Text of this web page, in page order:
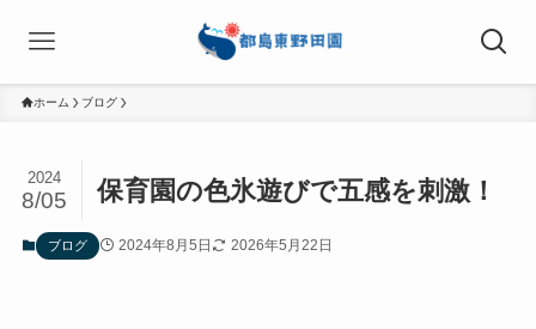
ホーム ブログ
保育園の色氷遊びで五感を刺激！
2024
8/05
ブログ 2024年8月5日 2026年5月22日